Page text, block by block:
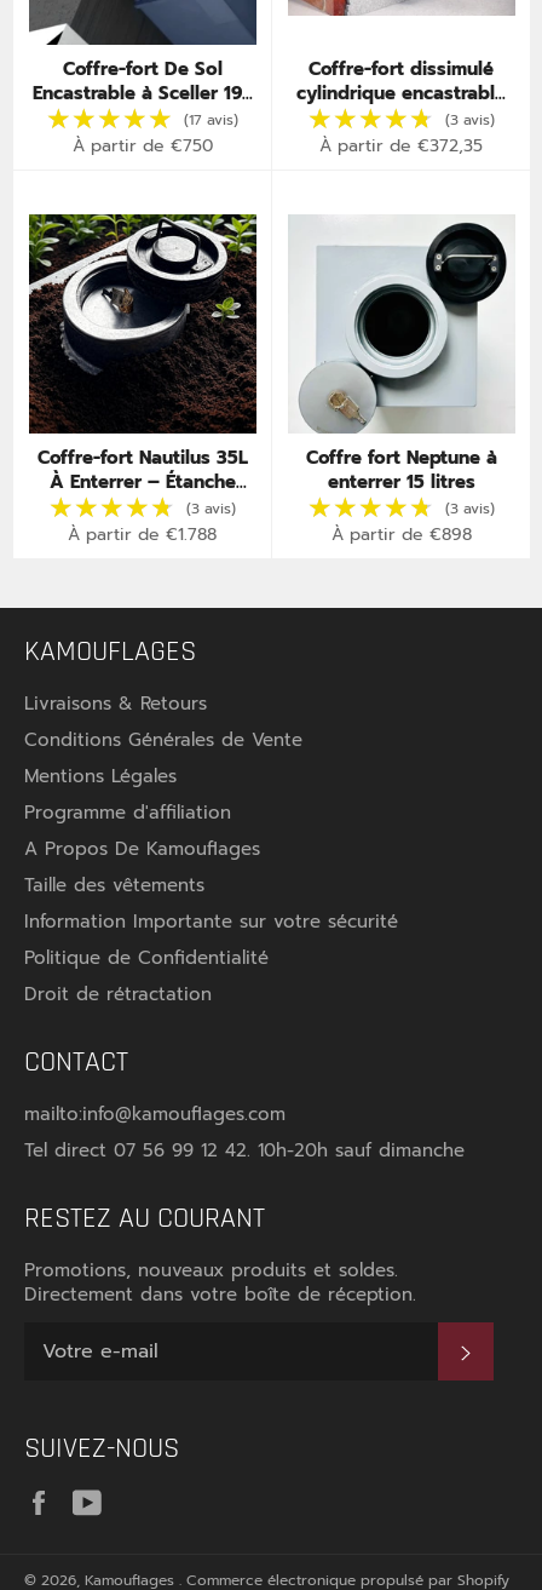
Coffre-fort De Sol
Encastrable à Sceller 19L
– Certifié A2P – Invisible
sous Parquet
À partir de €750
Coffre-fort dissimulé
cylindrique encastrable
dans mur – Cache murale
secrète
À partir de €372,35
Coffre-fort Nautilus 35L
À Enterrer – Étanche
IP67 – Invisible &
Inviolable
À partir de €1.788
Coffre fort Neptune à
enterrer 15 litres
À partir de €898
KAMOUFLAGES
Livraisons & Retours
Conditions Générales de Vente
Mentions Légales
Programme d'affiliation
A Propos De Kamouflages
Taille des vêtements
Information Importante sur votre sécurité
Politique de Confidentialité
Droit de rétractation
CONTACT
mailto:info@kamouflages.com
Tel direct 07 56 99 12 42. 10h-20h sauf dimanche
RESTEZ AU COURANT
Promotions, nouveaux produits et soldes.
Directement dans votre boîte de réception.
SUIVEZ-NOUS
Facebook
© 2026, Kamouflages . Commerce électronique propulsé par Shopify